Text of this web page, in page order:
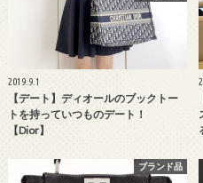
2019.9.1
【デート】ディオールのブックトー
トを持っていつものデート！
【Dior】
ブランド品